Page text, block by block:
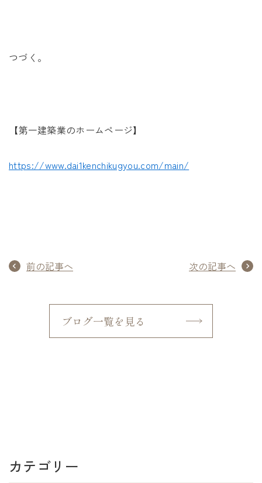
つづく。
【第一建築業のホームページ】
https://www.dai1kenchikugyou.com/main/
前の記事へ 次の記事へ
ブログ一覧を見る
カテゴリー